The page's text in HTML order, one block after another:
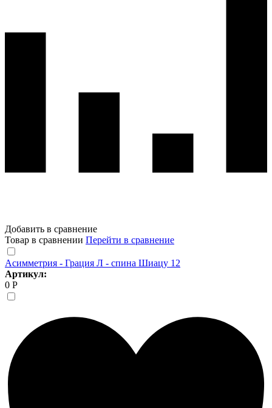
Добавить в сравнение
Товар в сравнении Перейти в сравнение
Асимметрия - Грация Л - спина Шиацу 12
Артикул:
0 Р